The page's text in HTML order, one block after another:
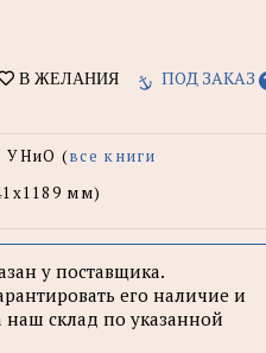
В ЖЕЛАНИЯ ПОД ЗАКАЗ
УНиО (все книги
мм)
у поставщика.
его наличие и
наш склад по указанной